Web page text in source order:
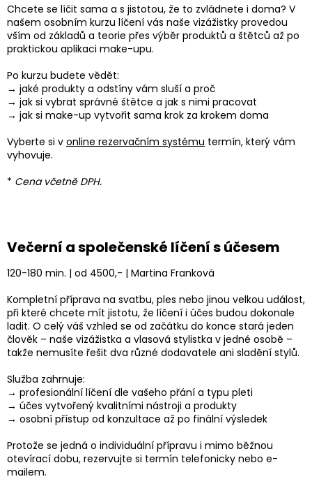
Chcete se líčit sama a s jistotou, že to zvládnete i doma? V
našem osobním kurzu líčení vás naše vizážistky provedou
vším od základů a teorie přes výběr produktů a štětců až po
praktickou aplikaci make-upu.
Po kurzu budete vědět:
→ jaké produkty a odstíny vám sluší a proč
→ jak si vybrat správné štětce a jak s nimi pracovat
→ jak si make-up vytvořit sama krok za krokem doma
Vyberte si v online rezervačním systému termín, který vám
vyhovuje.
* Cena včetně DPH.
Večerní a společenské líčení s účesem
120-180 min. | od 4500,- | Martina Franková
Kompletní příprava na svatbu, ples nebo jinou velkou událost,
při které chcete mít jistotu, že líčení i účes budou dokonale
ladit. O celý váš vzhled se od začátku do konce stará jeden
člověk – naše vizážistka a vlasová stylistka v jedné osobě –
takže nemusíte řešit dva různé dodavatele ani sladění stylů.
Služba zahrnuje:
→ profesionální líčení dle vašeho přání a typu pleti
→ účes vytvořený kvalitními nástroji a produkty
→ osobní přístup od konzultace až po finální výsledek
Protože se jedná o individuální přípravu i mimo běžnou
otevírací dobu, rezervujte si termín telefonicky nebo e-
mailem.